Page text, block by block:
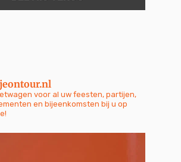
voor al uw feesten, partijen,
en bijeenkomsten bij u op